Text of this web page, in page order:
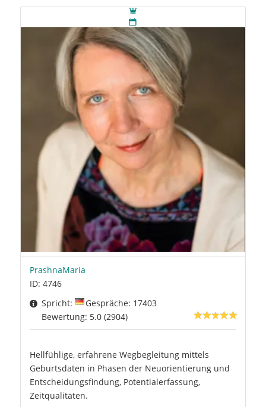
PrashnaMaria
ID: 4746
Spricht:
Gespräche: 17403
Bewertung: 5.0 (2904)
Hellfühlige, erfahrene Wegbegleitung mittels
Geburtsdaten in Phasen der Neuorientierung und
Entscheidungsfindung, Potentialerfassung,
Zeitqualitäten.